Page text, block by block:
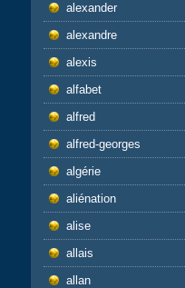
alexander
alexandre
alexis
alfabet
alfred
alfred-georges
algérie
aliénation
alise
allais
allan